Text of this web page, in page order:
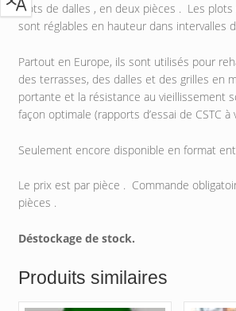
Plots de dalles , en deux pièces . Les
sont réglables en hauteur dans intervalles
Partout en Europe, ils sont utilisés pour
des terrasses, des dalles et des grilles en
portante et la résistance au vieillissement
façon optimale (rapports d’essai de CSTC
Seulement encore disponible en format
Le prix est par pièce . Commande
pièces .
Déstockage de stock.
Produits similaires